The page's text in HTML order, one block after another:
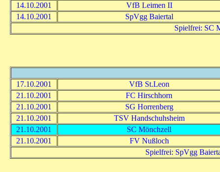
14.10.2001
VfB Leimen II
14.10.2001
SpVgg Baiertal
Spielfrei: SC
17.10.2001
VfB St.Leon
21.10.2001
FC Hirschhorn
21.10.2001
SG Horrenberg
21.10.2001
TSV Handschuhsheim
21.10.2001
SC Mönchzell
21.10.2001
FV Nußloch
Spielfrei: SpVgg